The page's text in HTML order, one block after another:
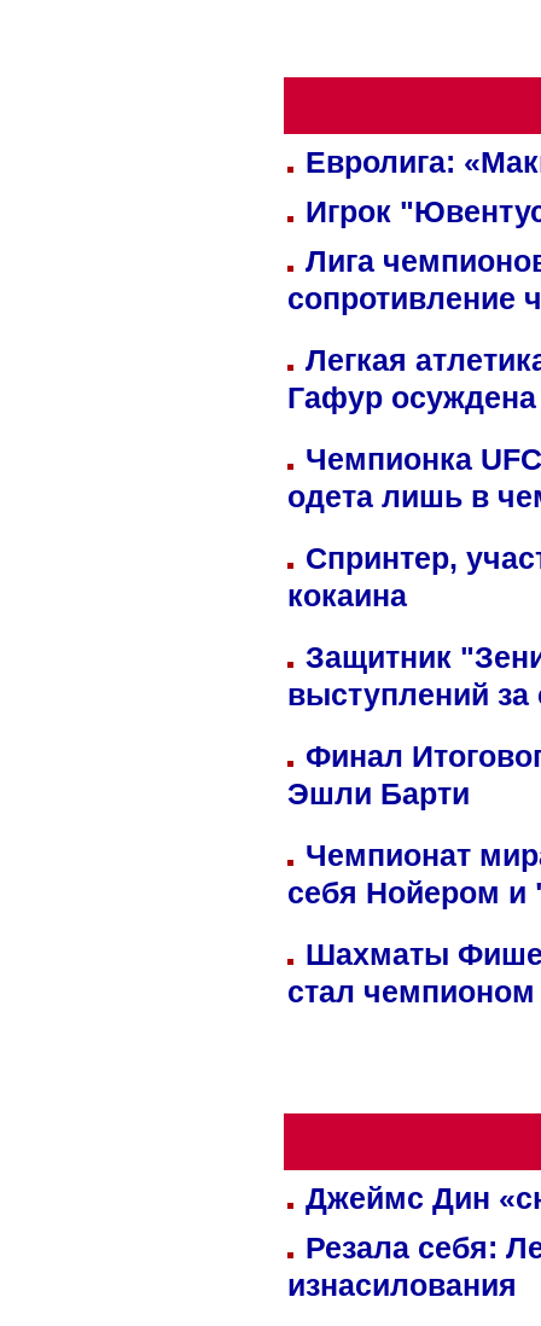
Евролига:
Игрок
Лига
сопротивление
Легкая
Гафур осуждена
Чемпионка
одета лишь в
Спринтер,
кокаина
Защитник
выступлений
Финал
Эшли Барти
Чемпионат
себя Нойером и
Шахматы
стал
Джеймс Дин
Резала себя:
изнасилования